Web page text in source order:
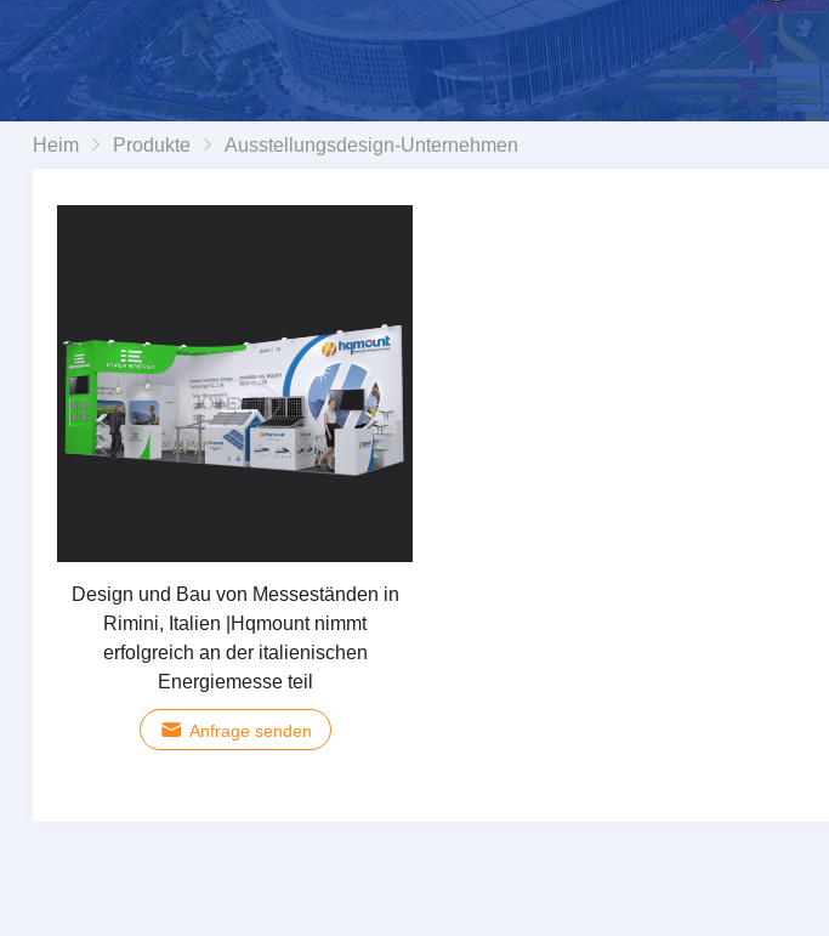
Heim Produkte Ausstellungsdesign-Unternehmen
Design und Bau von Messeständen in
Rimini, Italien |Hqmount nimmt
erfolgreich an der italienischen
Energiemesse teil
Anfrage senden